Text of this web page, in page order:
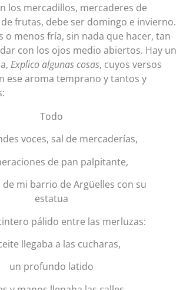
los mercadillos, mercaderes de
frutas, debe ser domingo e invierno.
o menos fría, sin nada que hacer, tan
con los ojos medio abiertos. Hay un
Explico algunas cosas, cuyos versos
ese aroma temprano y tantos y
Todo
voces, sal de mercaderías,
de pan palpitante,
mi barrio de Argüelles con su
estatua
pálido entre las merluzas:
llegaba a las cucharas,
un profundo latido